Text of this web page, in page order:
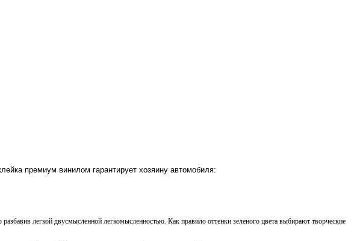
премиум винилом гарантирует хозяину автомобиля:
легкой двусмысленной легкомысленностью. Как правило оттенки зеленого цвета выбирают творческие